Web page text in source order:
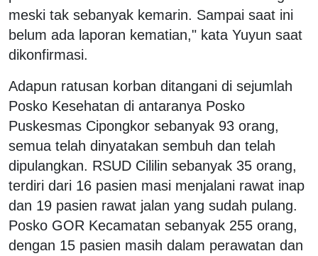
meski tak sebanyak kemarin. Sampai saat ini
belum ada laporan kematian," kata Yuyun saat
dikonfirmasi.
Adapun ratusan korban ditangani di sejumlah
Posko Kesehatan di antaranya Posko
Puskesmas Cipongkor sebanyak 93 orang,
semua telah dinyatakan sembuh dan telah
dipulangkan. RSUD Cililin sebanyak 35 orang,
terdiri dari 16 pasien masi menjalani rawat inap
dan 19 pasien rawat jalan yang sudah pulang.
Posko GOR Kecamatan sebanyak 255 orang,
dengan 15 pasien masih dalam perawatan dan